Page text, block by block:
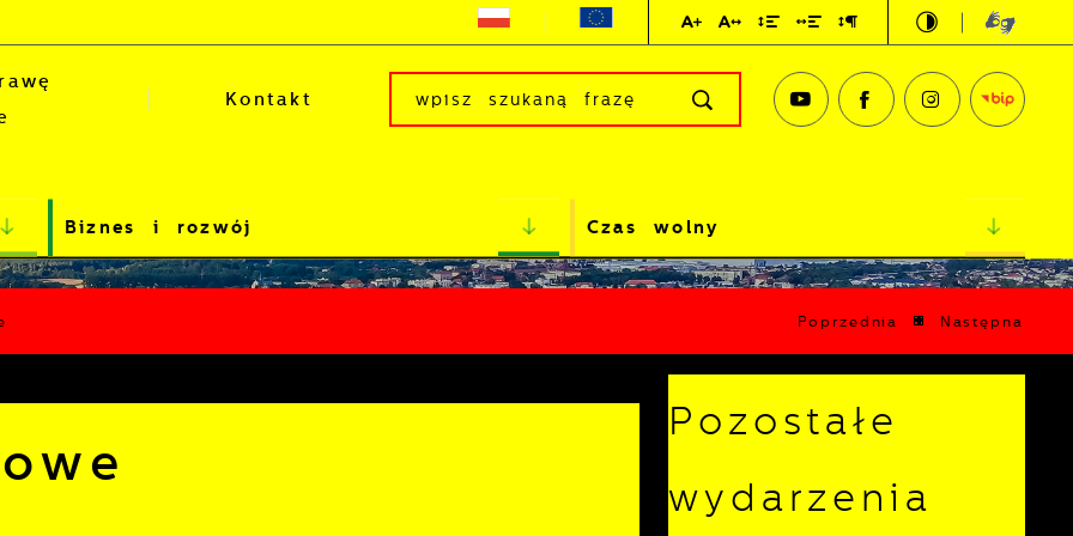
Kontakt
Biznes i rozwój Czas wolny
Poprzednia Następna
Pozostałe
wydarzenia